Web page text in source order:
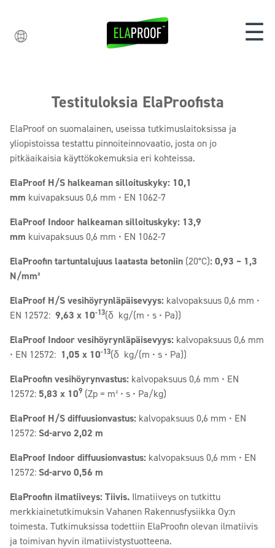
☰
Testituloksia ElaProofista
ElaProof on suomalainen, useissa tutkimuslaitoksissa ja
yliopistoissa testattu pinnoiteinnovaatio, josta on jo
pitkäaikaisia käyttökokemuksia eri kohteissa.
ElaProof H/S halkeaman silloituskyky: 10,1
mm kuivapaksuus 0,6 mm • EN 1062-7
ElaProof Indoor halkeaman silloituskyky: 13,9
mm kuivapaksuus 0,6 mm • EN 1062-7
ElaProofin tartuntalujuus laatasta betoniin (20°C): 0,93 – 1,3
N/mm²
ElaProof H/S vesihöyrynläpäisevyys: kalvopaksuus 0,6 mm •
EN 12572: 9,63 x 10-13(δ kg/(m • s • Pa))
ElaProof Indoor vesihöyrynläpäisevyys: kalvopaksuus 0,6 mm
• EN 12572: 1,05 x 10-13(δ kg/(m • s • Pa))
ElaProofin vesihöyrynvastus: kalvopaksuus 0,6 mm • EN
12572: 5,83 x 109 (Zp = m² • s • Pa/kg)
ElaProof H/S diffuusionvastus: kalvopaksuus 0,6 mm • EN
12572:Sd-arvo 2,02 m
ElaProof Indoor diffuusionvastus: kalvopaksuus 0,6 mm • EN
12572:Sd-arvo 0,56 m
ElaProofin ilmatiiveys: Tiivis. Ilmatiiveys on tutkittu
merkkiainetutkimuksin Vahanen Rakennusfysiikka Oy:n
toimesta. Tutkimuksissa todettiin ElaProofin olevan ilmatiivis
ja toimivan hyvin ilmatiivistystuotteena.